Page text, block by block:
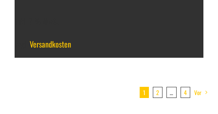
Versandkosten
1 2 … 4 Vor